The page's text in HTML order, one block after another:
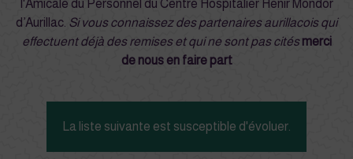
l'Amicale du Personnel du Centre Hospitalier Henir Mondor
d’Aurillac. Si vous connaissez des partenaires aurillacois qui
effectuent déjà des remises et qui ne sont pas citésmerci
de nous en faire part
La liste suivante est susceptible d'évoluer.